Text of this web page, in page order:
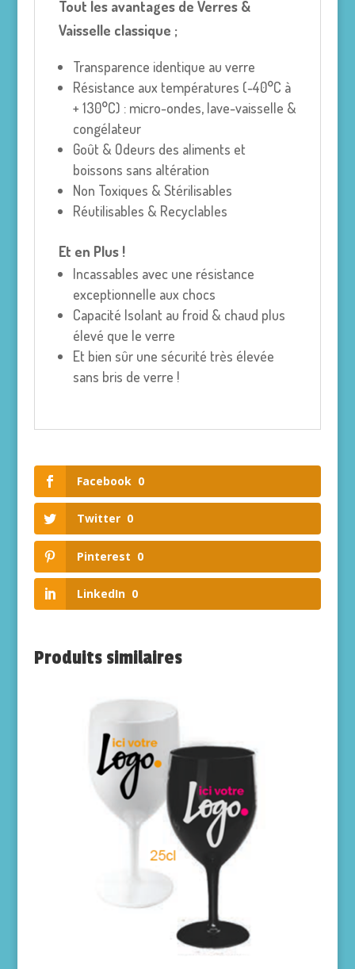
Tout les avantages de Verres &
Vaisselle classique ;
Transparence identique au verre
Résistance aux températures (-40°C à
+ 130°C) : micro-ondes, lave-vaisselle &
congélateur
Goût & Odeurs des aliments et
boissons sans altération
Non Toxiques & Stérilisables
Réutilisables & Recyclables
Et en Plus !
Incassables avec une résistance
exceptionnelle aux chocs
Capacité Isolant au froid & chaud plus
élevé que le verre
Et bien sûr une sécurité très élevée
sans bris de verre !
Facebook 0
Twitter 0
Pinterest 0
LinkedIn 0
Produits similaires